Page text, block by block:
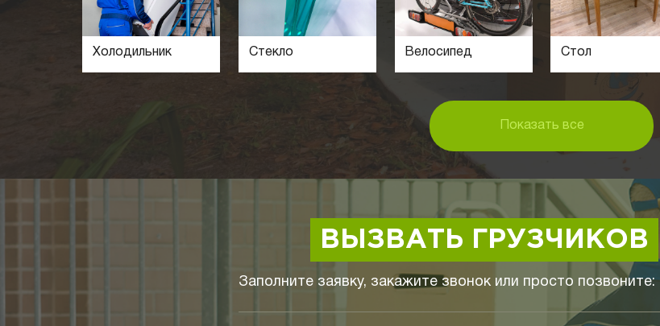
Холодильник Стекло Велосипед Стол
Показать все
ВЫЗВАТЬ ГРУЗЧИКОВ
Заполните заявку, закажите звонок или просто позвоните: